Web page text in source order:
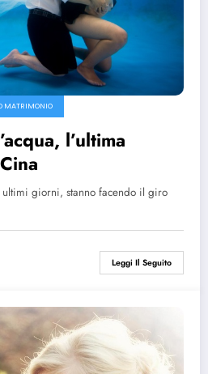
MATRIMONIO
l’ultima
ultimi giorni, stanno facendo il giro
Leggi Il Seguito